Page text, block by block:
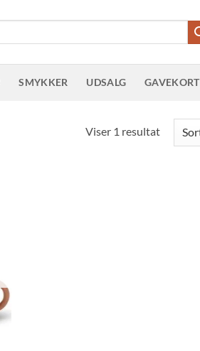
SMYKKER UDSALG GAVEKORT
Viser 1 resultat